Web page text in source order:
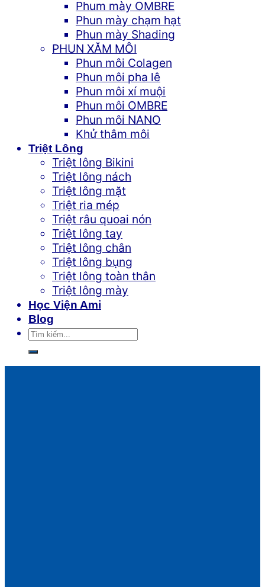
Phum mày OMBRE
Phun mày chạm hạt
Phun mày Shading
PHUN XĂM MÔI
Phun môi Colagen
Phun môi pha lê
Phun môi xí muội
Phun môi OMBRE
Phun môi NANO
Khử thâm môi
Triệt Lông
Triệt lông Bikini
Triệt lông nách
Triệt lông mặt
Triệt ria mép
Triệt râu quoai nón
Triệt lông tay
Triệt lông chân
Triệt lông bụng
Triệt lông toàn thân
Triệt lông mày
Học Viện Ami
Blog